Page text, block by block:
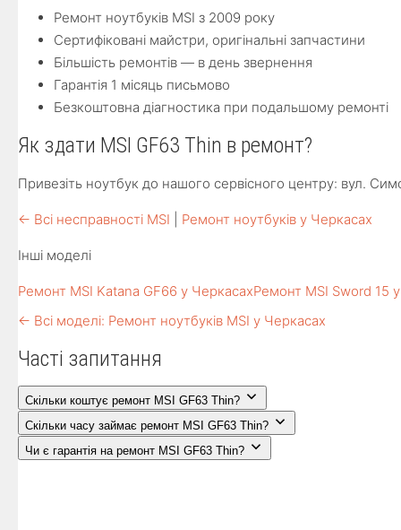
Ремонт ноутбуків MSI з 2009 року
Сертифіковані майстри, оригінальні запчастини
Більшість ремонтів — в день звернення
Гарантія 1 місяць письмово
Безкоштовна діагностика при подальшому ремонті
Як здати MSI GF63 Thin в ремонт?
Привезіть ноутбук до нашого сервісного центру: вул.
← Всі несправності MSI Ремонт ноутбуків у Черкасах
Інші моделі
Ремонт MSI Katana GF66 у ЧеркасахРемонт MSI Sword 15
← Всі моделі: Ремонт ноутбуків MSI у Черкасах
Часті запитання
Скільки коштує ремонт MSI GF63 Thin?
Скільки часу займає ремонт MSI GF63 Thin?
Чи є гарантія на ремонт MSI GF63 Thin?